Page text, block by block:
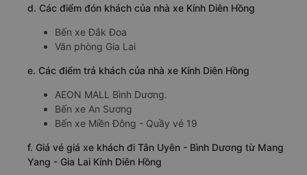
d. Các điểm đón khách của nhà xe Kính Diên Hồng
Bến xe Đắk Đoa
Văn phòng Gia Lai
e. Các điểm trả khách của nhà xe Kính Diên Hồng
AEON MALL Bình Dương.
Bến xe An Sương
Bến xe Miền Đông - Quầy vé 19
f. Giá vé giá xe khách đi Tân Uyên - Bình Dương từ Mang
Yang - Gia Lai Kính Diên Hồng